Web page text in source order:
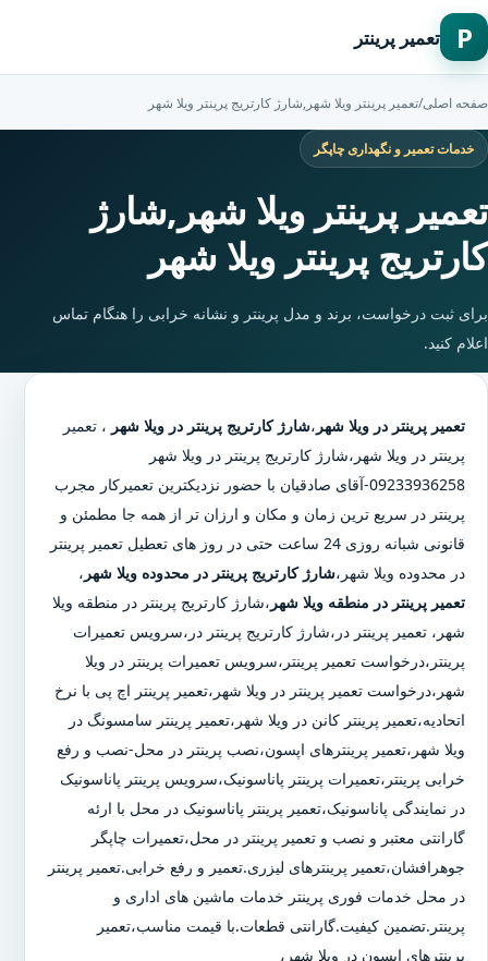
P تعمیر پرینتر
صفحه اصلی/تعمیر پرینتر ویلا شهر,شارژ کارتریج پرینتر ویلا شهر
خدمات تعمیر و نگهداری چاپگر
تعمیر پرینتر ویلا شهر,شارژ
کارتریج پرینتر ویلا شهر
برای ثبت درخواست، برند و مدل پرینتر و نشانه خرابی را هنگام تماس
اعلام کنید.
تعمیر پرینتر در ویلا شهر ،شارژ کارتریج پرینتر در ویلا شهر ، تعمیر
پرینتر در ویلا شهر ،شارژ کارتریج پرینتر در ویلا شهر
09233936258-آقای صادقیان با حضور نزدیکترین تعمیرکار مجرب
پرینتر در سریع ترین زمان و مکان و ارزان تر از همه جا مطمئن و
قانونی شبانه روزی 24 ساعت حتی در روز های تعطیل تعمیر پرینتر
در محدوده ویلا شهر،شارژ کارتریج پرینتر در محدوده ویلا شهر ،
تعمیر پرینتر در منطقه ویلا شهر ،شارژ کارتریج پرینتر در منطقه ویلا
شهر، تعمیر پرینتر در،شارژ کارتریج پرینتر در،سرویس تعمیرات
پرینتر،درخواست تعمیر پرینتر،سرویس تعمیرات پرینتر در ویلا
شهر،درخواست تعمیر پرینتر در ویلا شهر،تعمیر پرینتر اچ پی با نرخ
اتحادیه،تعمیر پرینتر کانن در ویلا شهر،تعمیر پرینتر سامسونگ در
ویلا شهر،تعمیر پرینترهای اپسون،نصب پرینتر در محل-نصب و رفع
خرابی پرینتر،تعمیرات پرینتر پاناسونیک،سرویس پرینتر پاناسونیک
در نمایندگی پاناسونیک،تعمیر پرینتر پاناسونیک در محل با ارئه
گارانتی معتبر و نصب و تعمیر پرینتر در محل،تعمیرات چاپگر
جوهرافشان،تعمیر پرینترهای لیزری.تعمیر و رفع خرابی.تعمیر پرینتر
در محل خدمات فوری پرینتر خدمات ماشین های اداری و
پرینتر.تضمین کیفیت.گارانتی قطعات.با قیمت مناسب،تعمیر
پرینترهای اپسون در ویلا شهر،